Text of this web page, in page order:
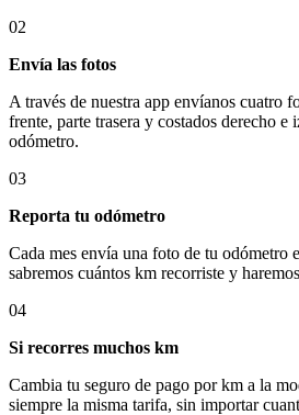
02
Envía las fotos
A través de nuestra app envíanos cuatro
frente, parte trasera y costados derecho e
odómetro.
03
Reporta tu odómetro
Cada mes envía una foto de tu odómetro
sabremos cuántos km recorriste y
04
Si recorres muchos km
Cambia tu seguro de pago por km a la
siempre la misma tarifa, sin importar